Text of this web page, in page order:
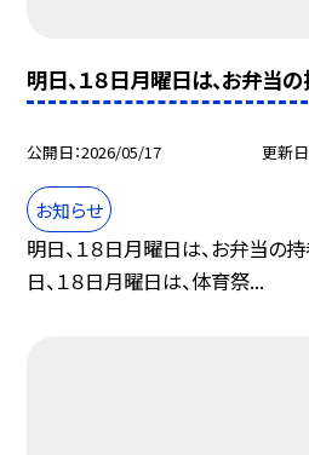
明日、１８日月曜日は、お弁当
公開日 2026/05/17 更新日
お知らせ
明日、１８日月曜日は、お弁当の
日、１８日月曜日は、体育祭...